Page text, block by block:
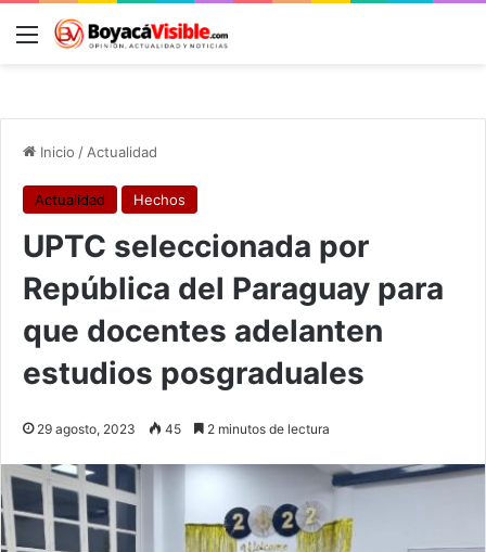
Menú
Inicio / Actualidad
Actualidad Hechos
UPTC seleccionada por
República del Paraguay para
que docentes adelanten
estudios posgraduales
29 agosto, 2023 45 2 minutos de lectura